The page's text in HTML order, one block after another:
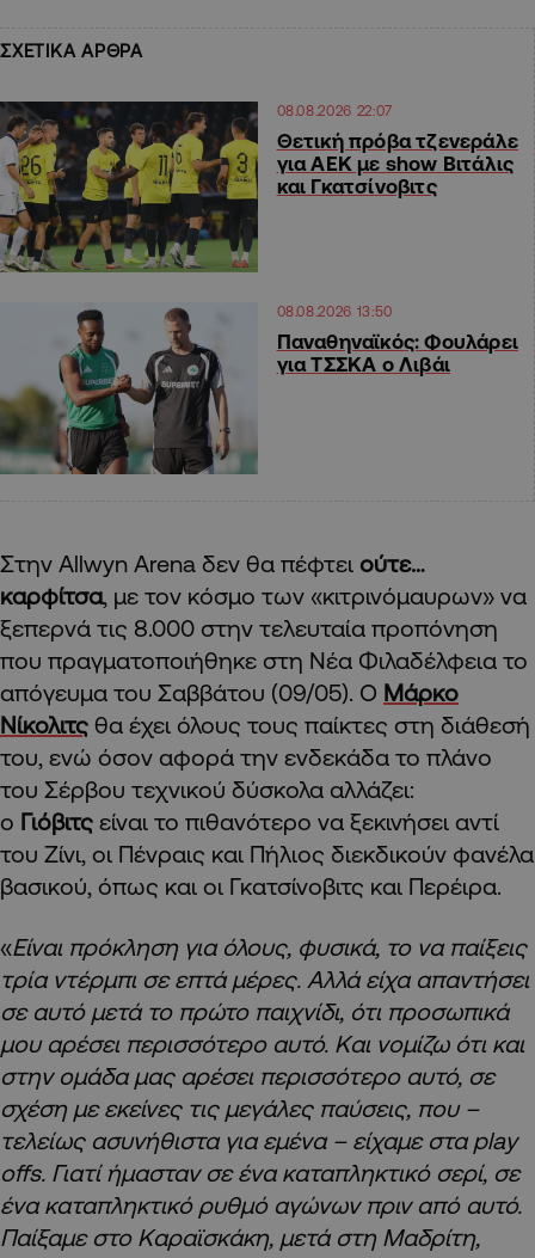
ΣΧΕΤΙΚΑ ΑΡΘΡΑ
08.08.2026 22:07
Θετική πρόβα τζενεράλε
για ΑΕΚ με show Βιτάλις
και Γκατσίνοβιτς
08.08.2026 13:50
Παναθηναϊκός: Φουλάρει
για ΤΣΣΚΑ ο Λιβάι
Στην Allwyn Arena δεν θα πέφτει ούτε…
καρφίτσα, με τον κόσμο των «κιτρινόμαυρων» να
ξεπερνά τις 8.000 στην τελευταία προπόνηση
που πραγματοποιήθηκε στη Νέα Φιλαδέλφεια το
απόγευμα του Σαββάτου (09/05). Ο Μάρκο
Νίκολιτς θα έχει όλους τους παίκτες στη διάθεσή
του, ενώ όσον αφορά την ενδεκάδα το πλάνο
του Σέρβου τεχνικού δύσκολα αλλάζει:
ο Γιόβιτς είναι το πιθανότερο να ξεκινήσει αντί
του Ζίνι, οι Πένραις και Πήλιος διεκδικούν φανέλα
βασικού, όπως και οι Γκατσίνοβιτς και Περέιρα.
«Είναι πρόκληση για όλους, φυσικά, το να παίξεις
τρία ντέρμπι σε επτά μέρες. Αλλά είχα απαντήσει
σε αυτό μετά το πρώτο παιχνίδι, ότι προσωπικά
μου αρέσει περισσότερο αυτό. Και νομίζω ότι και
στην ομάδα μας αρέσει περισσότερο αυτό, σε
σχέση με εκείνες τις μεγάλες παύσεις, που –
τελείως ασυνήθιστα για εμένα – είχαμε στα play
offs. Γιατί ήμασταν σε ένα καταπληκτικό σερί, σε
ένα καταπληκτικό ρυθμό αγώνων πριν από αυτό.
Παίξαμε στο Καραϊσκάκη, μετά στη Μαδρίτη,